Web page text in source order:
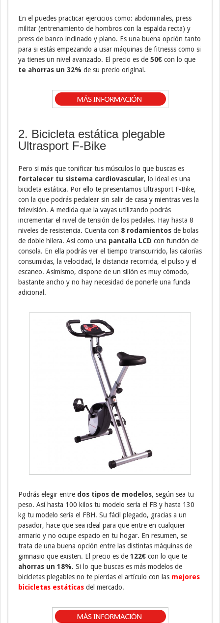
En el puedes practicar ejercicios como: abdominales, press
militar (entrenamiento de hombros con la espalda recta) y
press de banco inclinado y plano. Es una buena opción tanto
para si estás empezando a usar máquinas de fitnesss como si
ya tienes un nivel avanzado. El precio es de 50€ con lo que
te ahorras un 32% de su precio original.
2. Bicicleta estática plegable
Ultrasport F-Bike
Pero si más que tonificar tus músculos lo que buscas es
fortalecer tu sistema cardiovascular, lo ideal es una
bicicleta estática. Por ello te presentamos Ultrasport F-Bike,
con la que podrás pedalear sin salir de casa y mientras ves la
televisión. A medida que la vayas utilizando podrás
incrementar el nivel de tensión de los pedales. Hay hasta 8
niveles de resistencia. Cuenta con 8 rodamientos de bolas
de doble hilera. Así como una pantalla LCD con función de
consola. En ella podrás ver el tiempo transcurrido, las calorías
consumidas, la velocidad, la distancia recorrida, el pulso y el
escaneo. Asimismo, dispone de un sillón es muy cómodo,
bastante ancho y no hay necesidad de ponerle una funda
adicional.
Podrás elegir entre dos tipos de modelos, según sea tu
peso. Así hasta 100 kilos tu modelo sería el FB y hasta 130
kg tu modelo sería el FBH. Su fácil plegado, gracias a un
pasador, hace que sea ideal para que entre en cualquier
armario y no ocupe espacio en tu hogar. En resumen, se
trata de una buena opción entre las distintas máquinas de
gimnasio que existen. El precio es de 122€ con lo que te
ahorras un 18%. Si lo que buscas es más modelos de
bicicletas plegables no te pierdas el artículo con las mejores
bicicletas estáticas del mercado.